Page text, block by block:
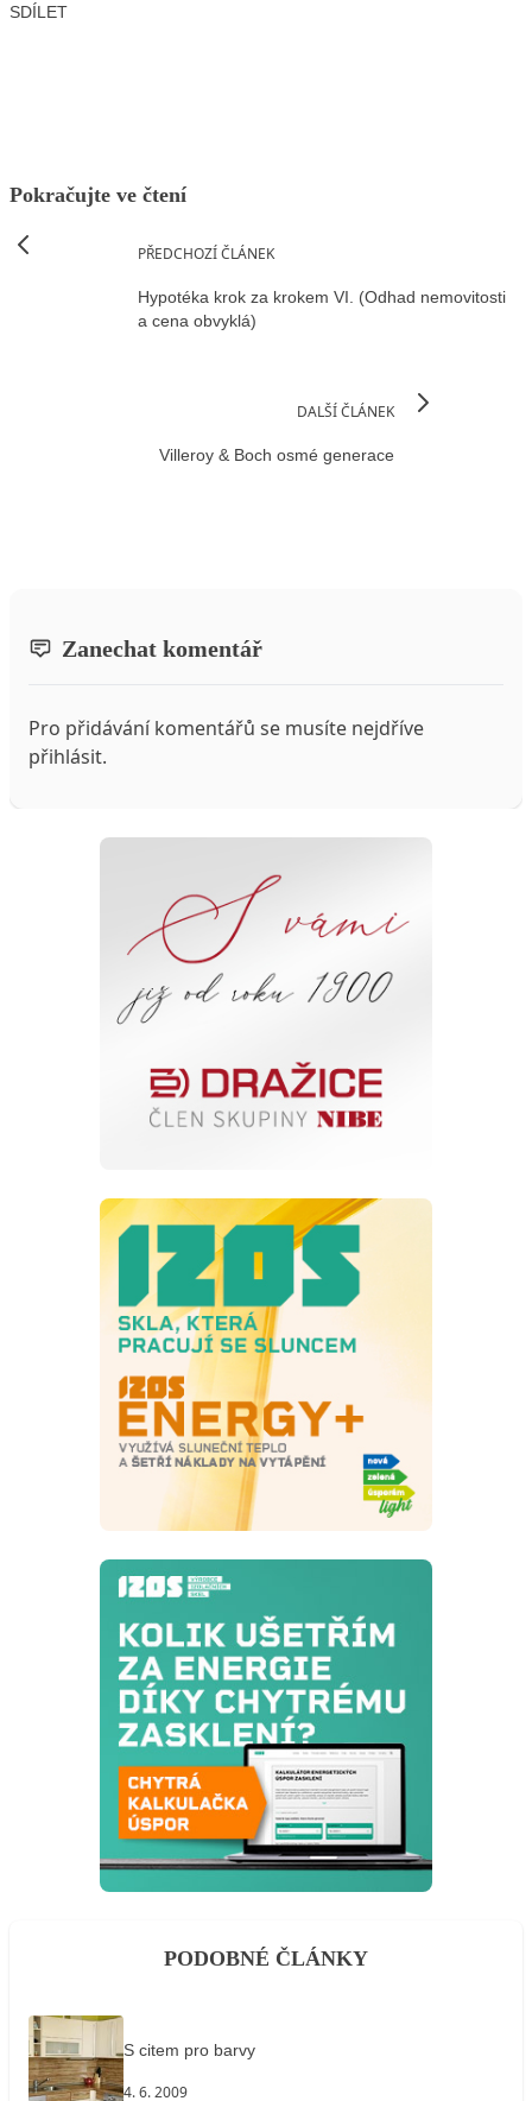
SDÍLET
Pokračujte ve čtení
PŘEDCHOZÍ ČLÁNEK
Hypotéka krok za krokem VI. (Odhad nemovitosti
a cena obvyklá)
DALŠÍ ČLÁNEK
Villeroy & Boch osmé generace
Zanechat komentář
Pro přidávání komentářů se musíte nejdříve
přihlásit.
PODOBNÉ ČLÁNKY
S citem pro barvy
4. 6. 2009